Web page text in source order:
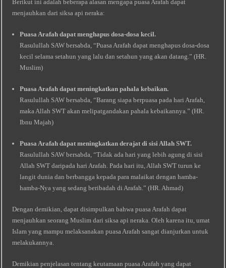
Berikut ini adalah beberapa alasan mengapa puasa Arafah dapat
menjauhkan dari siksa api neraka:
Puasa Arafah dapat menghapus dosa-dosa kecil.
Rasulullah SAW bersabda, “Puasa Arafah dapat menghapus dosa-dosa
kecil selama setahun yang lalu dan setahun yang akan datang.” (HR.
Muslim)
Puasa Arafah dapat meningkatkan pahala kebaikan.
Rasulullah SAW bersabda, “Barang siapa berpuasa pada hari Arafah,
maka Allah SWT akan melipatgandakan pahala kebaikannya.” (HR.
Ibnu Majah)
Puasa Arafah dapat meningkatkan derajat di sisi Allah SWT.
Rasulullah SAW bersabda, “Tidak ada hari yang lebih agung di sisi
Allah SWT daripada hari Arafah. Pada hari itu, Allah SWT turun ke
langit dunia dan berbangga kepada para malaikat dengan hamba-
hamba-Nya yang sedang beribadah di Arafah.” (HR. Ahmad)
Dengan demikian, dapat disimpulkan bahwa puasa Arafah dapat
menjauhkan seorang Muslim dari siksa api neraka. Oleh karena itu, umat
Islam yang mampu melaksanakan puasa Arafah sangat dianjurkan untuk
melakukannya.
Demikian penjelasan tentang keutamaan puasa Arafah yang dapat